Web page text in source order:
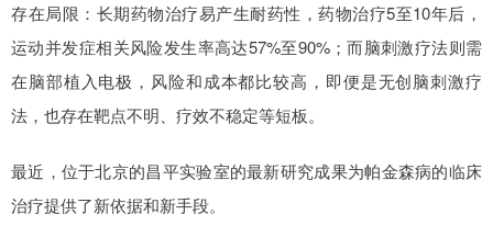
存在局限：长期药物治疗易产生耐药性，药物治疗5至10年后，
运动并发症相关风险发生率高达57%至90%；而脑刺激疗法则需
在脑部植入电极，风险和成本都比较高，即便是无创脑刺激疗
法，也存在靶点不明、疗效不稳定等短板。
最近，位于北京的昌平实验室的最新研究成果为帕金森病的临床
治疗提供了新依据和新手段。